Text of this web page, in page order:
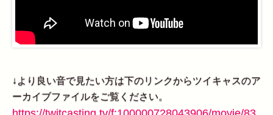
↓より良い音で見たい方は下のリンクからツイキャスのア
ーカイブファイルをご覧ください。